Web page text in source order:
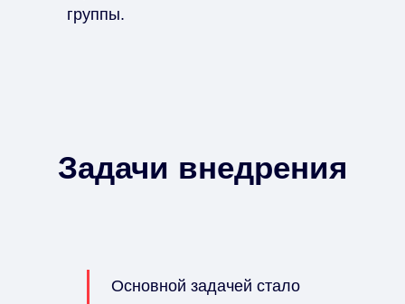
группы.
Задачи внедрения
Основной задачей стало